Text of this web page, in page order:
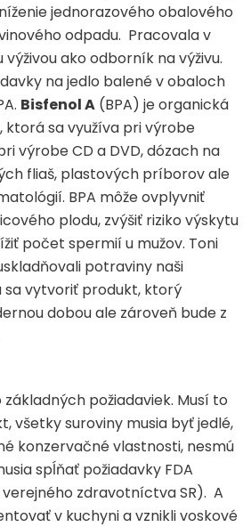
jednorazového obalového
odpadu. Pracovala v
ako odborník na výživu.
na jedlo balené v obaloch
Bisfenol A (BPA) je organická
ktorá sa využíva pri výrobe
výrobe CD a DVD, dózach na
fliaš, plastových príborov ale
BPA môže ovplyvniť
plodu, zvýšiť riziko výskytu
počet spermií u mužov. Toni
potraviny naši
sa vytvoriť produkt, ktorý
dobou ale zároveň bude z
požiadaviek. Musí to
všetky suroviny musia byť jedlé,
konzervačné vlastnosti, nesmú
spĺňať požiadavky FDA
zdravotníctva SR). A
v kuchyni a vznikli voskové